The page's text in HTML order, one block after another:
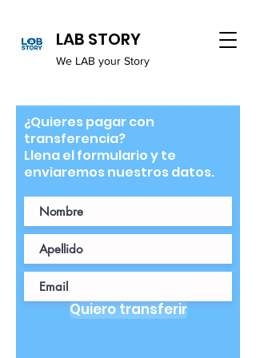
LAB STORY
We LAB your Story
¿Quieres pagar con
transferencia?
Llena el formulario y te
enviaremos nuestros datos.
Quiero transferir